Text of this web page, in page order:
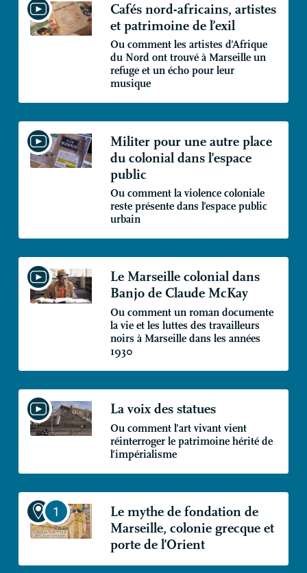
Cafés nord-africains, artistes
et patrimoine de l’exil
Ou comment les artistes d’Afrique
du Nord ont trouvé à Marseille un
refuge et un écho pour leur
musique
Militer pour une autre place
du colonial dans l’espace
public
Ou comment la violence coloniale
reste présente dans l’espace public
urbain
Le Marseille colonial dans
Banjo de Claude McKay
Ou comment un roman documente
la vie et les luttes des travailleurs
noirs à Marseille dans les années
1930
La voix des statues
Ou comment l’art vivant vient
réinterroger le patrimoine hérité de
l’impérialisme
Le mythe de fondation de
Marseille, colonie grecque et
porte de l’Orient